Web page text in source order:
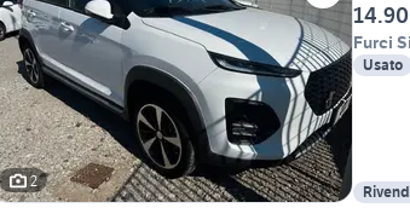
2
Furci
Usato